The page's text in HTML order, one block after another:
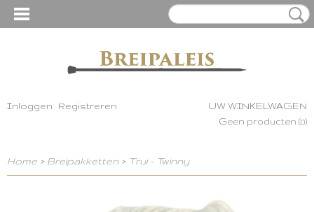
Inloggen Registreren UW WINKELWAGEN
Geen producten (0)
Home > Breipakketten > Trui - Twinny